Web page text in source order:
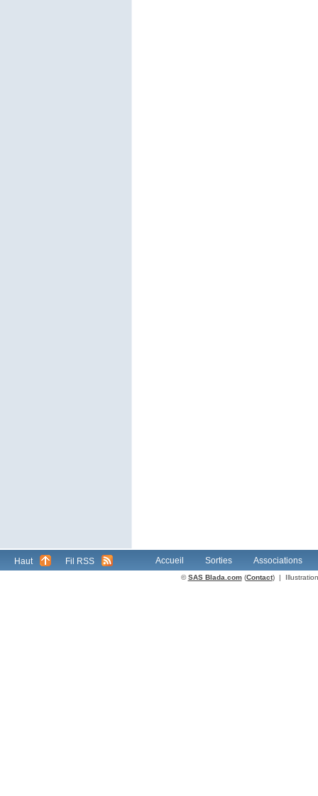
Haut Fil RSS Accueil Sorties Associations
©SAS Blada.com(Contact) |